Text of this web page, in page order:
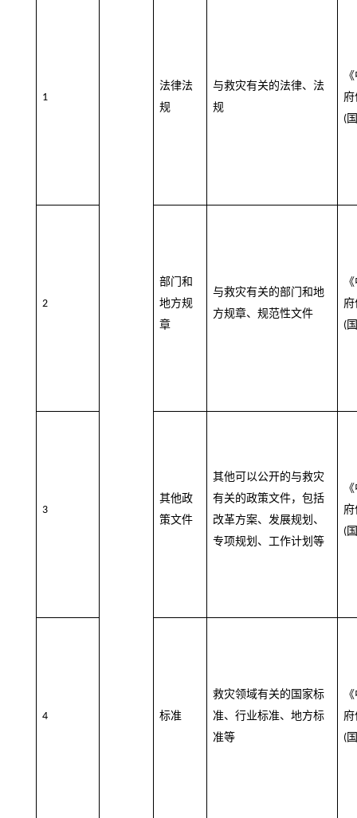
1
法律法
规
与救灾有关的法律、法
规
(
2
部门和
地方规
章
与救灾有关的部门和地
方规章、规范性文件
(
3
其他政
策文件
其他可以公开的与救灾
有关的政策文件，包括
改革方案、发展规划、
专项规划、工作计划等
(
4 标准
救灾领域有关的国家标
准、行业标准、地方标
准等
(